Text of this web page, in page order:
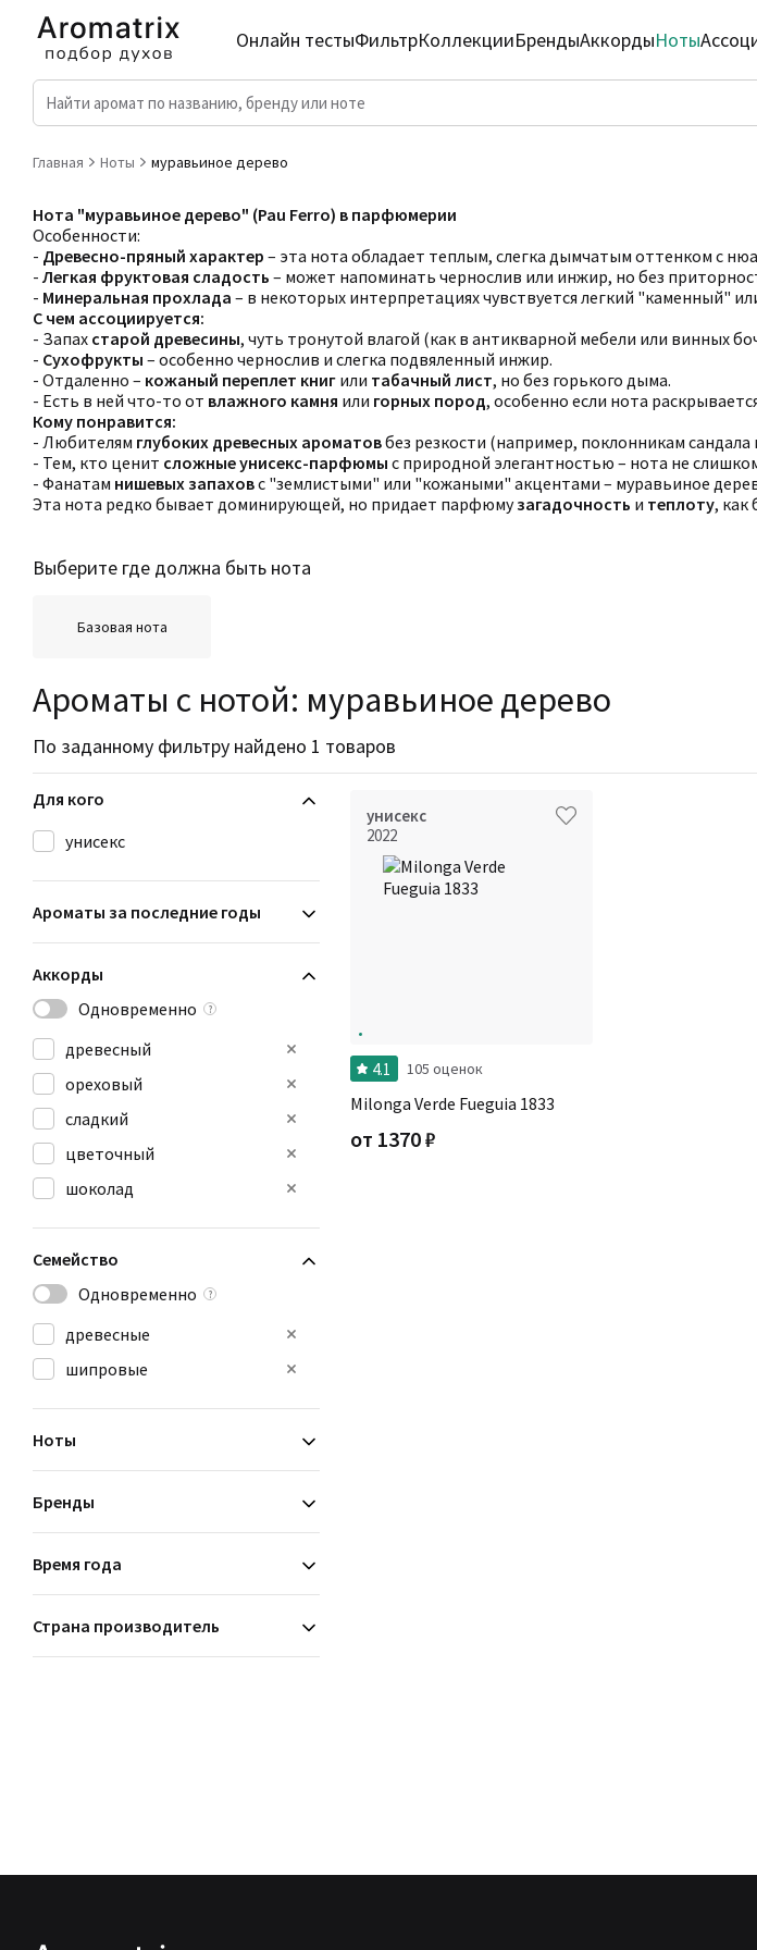
Онлайн тестыФильтрКоллекцииБрендыАккордыНоты
Главная Ноты муравьиное дерево
Нота "муравьиное дерево" (Pau Ferro) в парфюмерии
Особенности:
- Древесно-пряный характер – эта нота обладает теплым, слегка дымчатым оттенком с
- Легкая фруктовая сладость – может напоминать чернослив или инжир, но без
- Минеральная прохлада – в некоторых интерпретациях чувствуется легкий "каменный"
С чем ассоциируется:
- Запах старой древесины, чуть тронутой влагой (как в антикварной мебели или винных
- Сухофрукты – особенно чернослив и слегка подвяленный инжир.
- Отдаленно – кожаный переплет книг или табачный лист, но без горького дыма.
- Есть в ней что-то от влажного камня или горных пород, особенно если нота
Кому понравится:
- Любителям глубоких древесных ароматовбез резкости (например, поклонникам сандала
- Тем, кто ценит сложные унисекс-парфюмы с природной элегантностью – нота не
- Фанатам нишевых запаховс "землистыми" или "кожаными" акцентами – муравьиное
Эта нота редко бывает доминирующей, но придает парфюмузагадочность и теплоту, как
Выберите где должна быть нота
Базовая нота
Ароматы с нотой: муравьиное дерево
По заданному фильтру найдено 1 товаров
Для кого
унисекс
Ароматы за последние годы
Аккорды
Одновременно
?
древесный
ореховый
сладкий
цветочный
шоколад
Семейство
Одновременно
?
древесные
шипровые
Ноты
Бренды
Время года
Страна производитель
унисекс
2022
4.1 105 оценок
Milonga Verde Fueguia 1833
от 1370₽